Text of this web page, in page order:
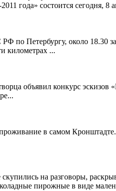
года» состоится сегодня, 8
Петербургу, около 18.30
километрах ...
объявил конкурс эскизов
в самом
на разговоры,
пирожные в виде